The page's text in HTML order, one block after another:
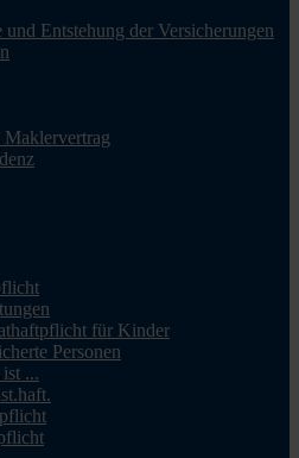
und Entstehung der Versicherungen
Maklervertrag
für Kinder
Personen
ist ...